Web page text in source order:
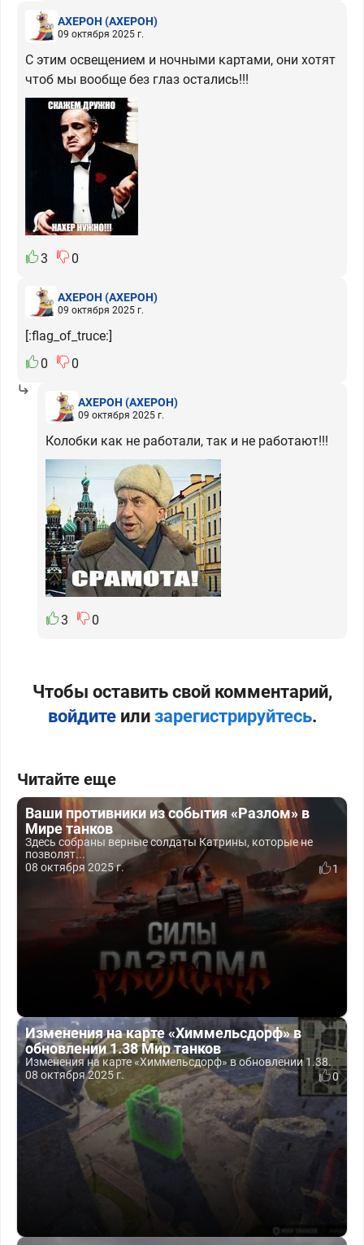
АХЕРОН (АХЕРОН)
09 октября 2025 г.
С этим освещением и ночными картами, они хотят
чтоб мы вообще без глаз остались!!!
3 0
АХЕРОН (АХЕРОН)
09 октября 2025 г.
[:flag_of_truce:]
0
0
АХЕРОН (АХЕРОН)
09 октября 2025 г.
Колобки как не работали, так и не работают!!!
3 0
Чтобы оставить свой комментарий,
войдитеили зарегистрируйтесь.
Читайте еще
Ваши противники из события «Разлом» в
Мире танков
Здесь собраны верные солдаты Катрины, которые не
позволят...
08 октября 2025 г.
1
Изменения на карте «Химмельсдорф» в
обновлении 1.38 Мир танков
Изменения на карте «Химмельсдорф» в обновлении 1.38.
08 октября 2025 г.
0